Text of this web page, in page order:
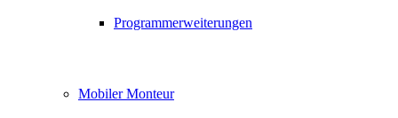
Programmerweiterungen
Mobiler Monteur